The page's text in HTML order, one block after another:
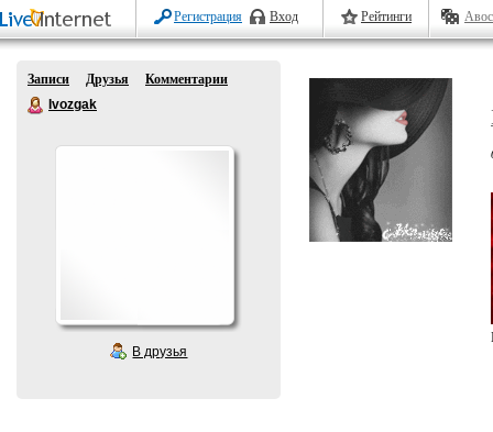
Регистрация Вход Рейтинги
Записи Друзья
Комментарии
Ivozgak
В друзья